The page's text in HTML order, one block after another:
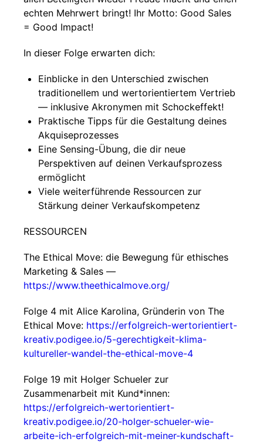
echten Mehrwert bringt! Ihr Motto: Good Sales
= Good Impact!
In dieser Folge erwarten dich:
Einblicke in den Unterschied zwischen
traditionellem und wertorientiertem Vertrieb
— inklusive Akronymen mit Schockeffekt!
Praktische Tipps für die Gestaltung deines
Akquiseprozesses
Eine Sensing-Übung, die dir neue
Perspektiven auf deinen Verkaufsprozess
ermöglicht
Viele weiterführende Ressourcen zur
Stärkung deiner Verkaufskompetenz
RESSOURCEN
The Ethical Move: die Bewegung für ethisches
Marketing & Sales —
https://www.theethicalmove.org/
Folge 4 mit Alice Karolina, Gründerin von The
Ethical Move: https://erfolgreich-wertorientiert-
kreativ.podigee.io/5-gerechtigkeit-klima-
kultureller-wandel-the-ethical-move-4
Folge 19 mit Holger Schueler zur
Zusammenarbeit mit Kund*innen:
https://erfolgreich-wertorientiert-
kreativ.podigee.io/20-holger-schueler-wie-
arbeite-ich-erfolgreich-mit-meiner-kundschaft-